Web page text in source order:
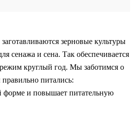
зерновые культуры
сенажа и сена. Так обеспечивается
круглый год. Мы заботимся о
питались:
форме и повышает питательную